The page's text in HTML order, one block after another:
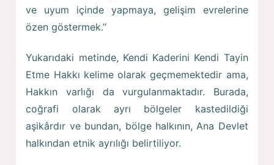
ve uyum içinde yapmaya, gelişim evrelerine
özen göstermek.”
Yukarıdaki metinde, Kendi Kaderini Kendi Tayin
Etme Hakkı kelime olarak geçmemektedir ama,
Hakkın varlığı da vurgulanmaktadır. Burada,
coğrafi olarak ayrı bölgeler kastedildiği
aşikârdır ve bundan, bölge halkının, Ana Devlet
halkından etnik ayrılığı belirtiliyor.